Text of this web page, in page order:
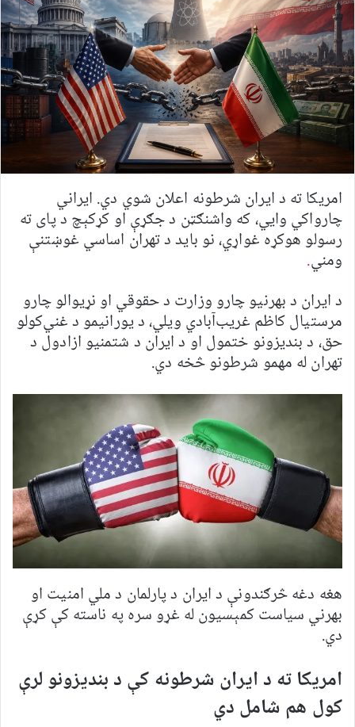
امریکا ته د ایران شرطونه اعلان شوي دي. ایراني
چارواکي وایي، که واشنګټن د جګړې او کړکېچ د پای ته
رسولو هوکړه غواړي، نو باید د تهران اساسي غوښتنې
ومني.
د ایران د بهرنیو چارو وزارت د حقوقي او نړیوالو چارو
مرستیال کاظم غریب‌آبادي ویلي، د یورانیمو د غني‌کولو
حق، د بندیزونو ختمول او د ایران د شتمنیو ازادول د
تهران له مهمو شرطونو څخه دي.
هغه دغه څرګندونې د ایران د پارلمان د ملي امنیت او
بهرني سیاست کمېسیون له غړو سره په ناسته کې کړې
دي.
امریکا ته د ایران شرطونه کې د بندیزونو لرې
کول هم شامل دي